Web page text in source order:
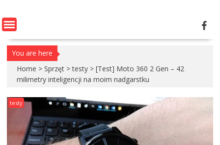
You are here
Home > Sprzęt >testy > [Test] Moto 360 2 Gen – 42
milimetry inteligencji na moim nadgarstku
testy